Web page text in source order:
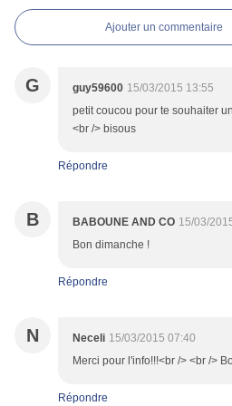
Ajouter un commentaire
G guy59600 15/03/2015 13:55
petit coucou pour te souhaiter
<br /> bisous
Répondre
B BABOUNE AND CO 15/03/
Bon dimanche !
Répondre
N Neceli 15/03/2015 07:40
Merci pour l'info!!!<br /> <br />
Répondre